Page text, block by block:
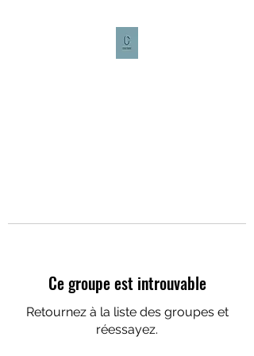
Ce groupe est introuvable
Retournez à la liste des groupes et
réessayez.